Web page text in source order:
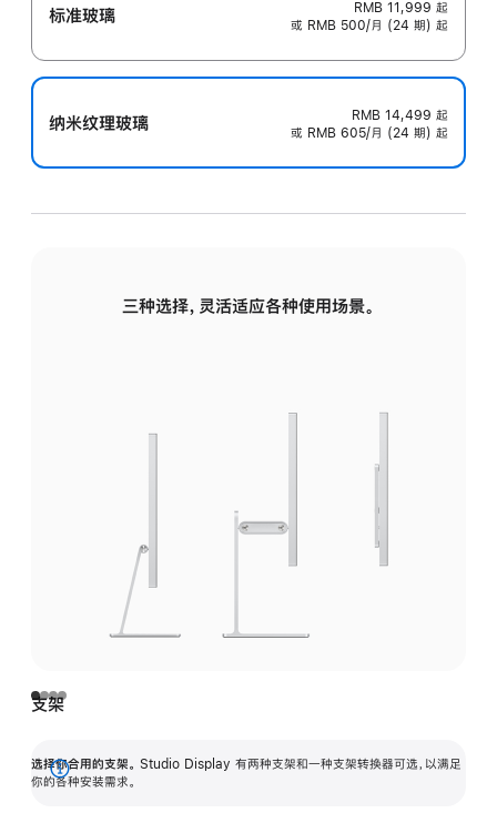
标准玻璃 RMB 11,999 起
或 RMB 500/月 (24 期) 起
纳米纹理玻璃 RMB 14,499 起
或 RMB 605/月 (24 期) 起
三种选择，灵活适应各种使用场景。
支架
选择你合用的支架。 Studio Display 有两种支架和一种支架转换器可选，以满足
你的各种安装需求。
展